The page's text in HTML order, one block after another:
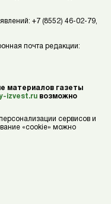
+7 (8552) 46-02-79,
почта редакции:
материалов газеты
izvest.ru возможно
сервисов и
«cookie» можно